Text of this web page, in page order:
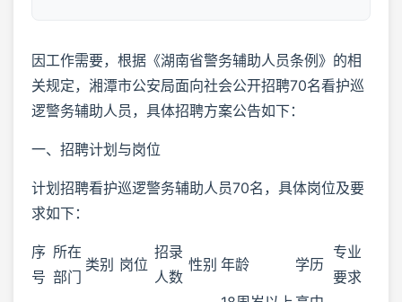
因工作需要，根据《湖南省警务辅助人员条例》的相
关规定，湘潭市公安局面向社会公开招聘70名看护巡
逻警务辅助人员，具体招聘方案公告如下：
一、招聘计划与岗位
计划招聘看护巡逻警务辅助人员70名，具体岗位及要
求如下：
序
号
所在
部门
类别 岗位
招录
人数
性别 年龄 学历
专业
要求